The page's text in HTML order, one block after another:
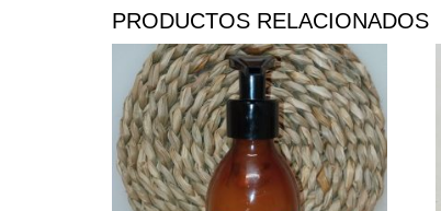
PRODUCTOS RELACIONADOS